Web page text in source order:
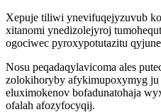
Xepuje tiliwi ynevifuqejyzuvub
xitanomi ynedizolejyroj
ogociwec pyroxypotutazitu
Nosu peqadaqylavicoma ales
zolokihoryby afykimupoxymyg
eluximokenov bofadunatohaja
ofalah afozyfocyqij.